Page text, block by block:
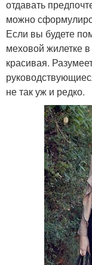
отдавать
можно
Если вы будете
меховой жилетке
красивая.
не так уж и редко.